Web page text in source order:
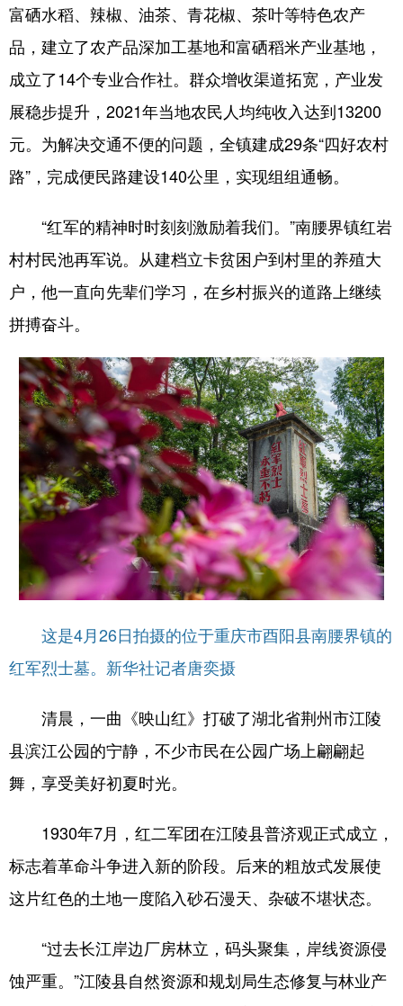
富硒水稻、辣椒、油茶、青花椒、茶叶等特色农产
品，建立了农产品深加工基地和富硒稻米产业基地，
成立了14个专业合作社。群众增收渠道拓宽，产业发
展稳步提升，2021年当地农民人均纯收入达到13200
元。为解决交通不便的问题，全镇建成29条“四好农村
路”，完成便民路建设140公里，实现组组通畅。
“红军的精神时时刻刻激励着我们。”南腰界镇红岩
村村民池再军说。从建档立卡贫困户到村里的养殖大
户，他一直向先辈们学习，在乡村振兴的道路上继续
拼搏奋斗。
这是4月26日拍摄的位于重庆市酉阳县南腰界镇的
红军烈士墓。新华社记者唐奕摄
清晨，一曲《映山红》打破了湖北省荆州市江陵
县滨江公园的宁静，不少市民在公园广场上翩翩起
舞，享受美好初夏时光。
1930年7月，红二军团在江陵县普济观正式成立，
标志着革命斗争进入新的阶段。后来的粗放式发展使
这片红色的土地一度陷入砂石漫天、杂破不堪状态。
“过去长江岸边厂房林立，码头聚集，岸线资源侵
蚀严重。”江陵县自然资源和规划局生态修复与林业产